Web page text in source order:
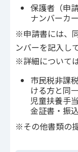
保護者（申
ナンバーカ
※申請書には、
ンバーを記入し
※詳細については
市民税非課
ける方と同
児童扶養手
金証書・振
※その他書類の